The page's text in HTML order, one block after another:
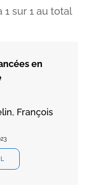
1 sur 1 au total
en
François